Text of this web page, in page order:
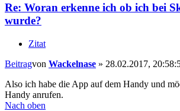
Re: Woran erkenne ich ob ich bei
wurde?
Zitat
Beitragvon Wackelnase » 28.02.2017,
Also ich habe die App auf dem Handy und
Handy anrufen.
Nach oben